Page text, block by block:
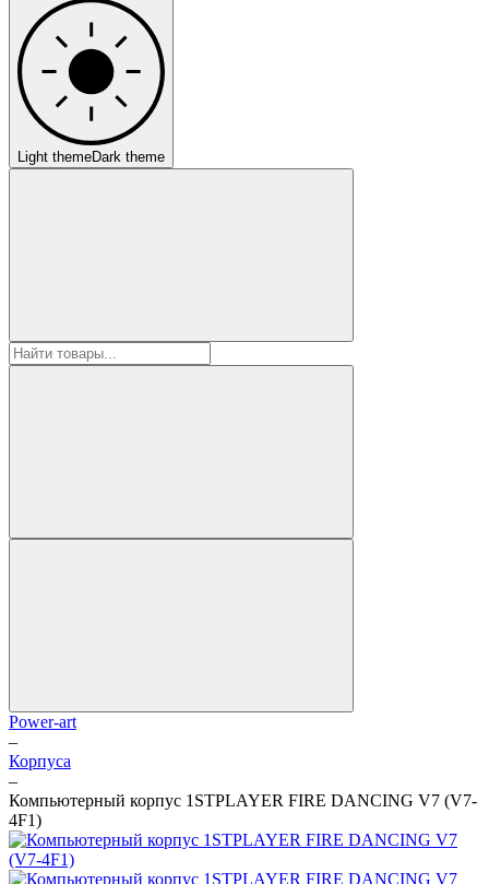
Light themeDark theme
Power-art
–
Корпуса
–
Компьютерный корпус 1STPLAYER FIRE DANCING V7 (V7-
4F1)